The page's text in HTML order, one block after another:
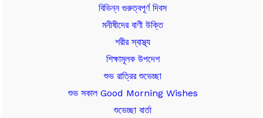
বিভিন্ন গুরুত্বপূর্ণ দিবস
মনীষীদের বাণী উক্তি
শরীর স্বাস্থ্য
শিক্ষামূলক উপদেশ
শুভ রাত্রির শুভেচ্ছা
শুভ সকাল Good Morning Wishes
শুভেচ্ছা বার্তা